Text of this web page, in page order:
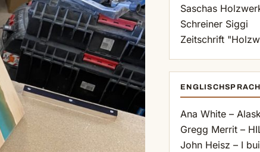
Saschas
Schreiner Siggi
Zeitschrift
Ana White –
Gregg Merrit –
John Heisz – I